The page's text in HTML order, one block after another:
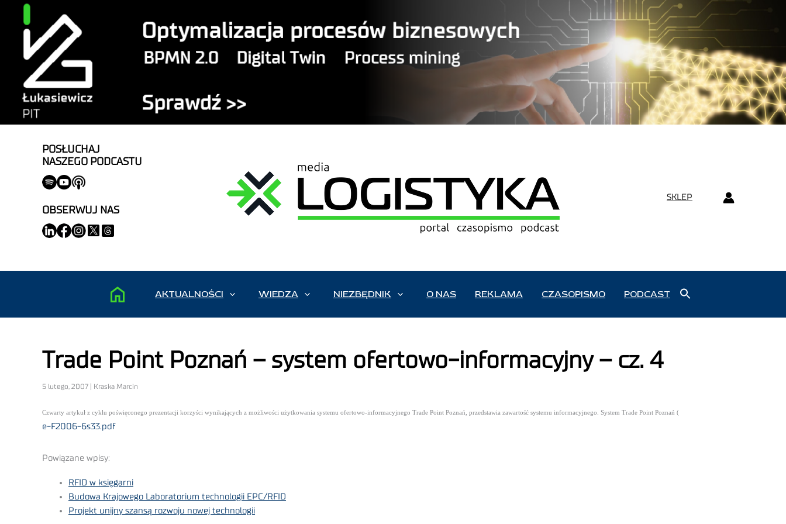
POSŁUCHAJ
NASZEGO PODCASTU
OBSERWUJ NAS
SKLEP
AKTUALNOŚCI WIEDZA NIEZBĘDNIK O NAS REKLAMA CZASOPISMO PODCAST
Trade Point Poznań – system ofertowo-informacyjny – cz. 4
5 lutego, 2007 | Kraska Marcin
Czwarty artykuł z cyklu poświęconego prezentacji korzyści wynikających z możliwości użytkowania systemu ofertowo-informacyjnego Trade Point Poznań, przedstawia zawartość systemu informacyjnego. System Trade Point Poznań (
e-F2006-6s33.pdf
Powiązane wpisy:
RFID w księgarni
Budowa Krajowego Laboratorium technologii EPC/RFID
Projekt unijny szansą rozwoju nowej technologii